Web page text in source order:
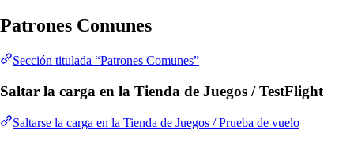
Patrones Comunes
Sección titulada “Patrones Comunes”
Saltar la carga en la Tienda de Juegos / TestFlight
Saltarse la carga en la Tienda de Juegos / Prueba de vuelo